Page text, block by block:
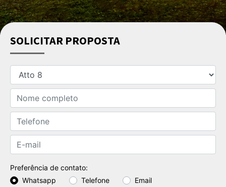
SOLICITAR PROPOSTA
Preferência de contato:
Whatsapp
Telefone Email